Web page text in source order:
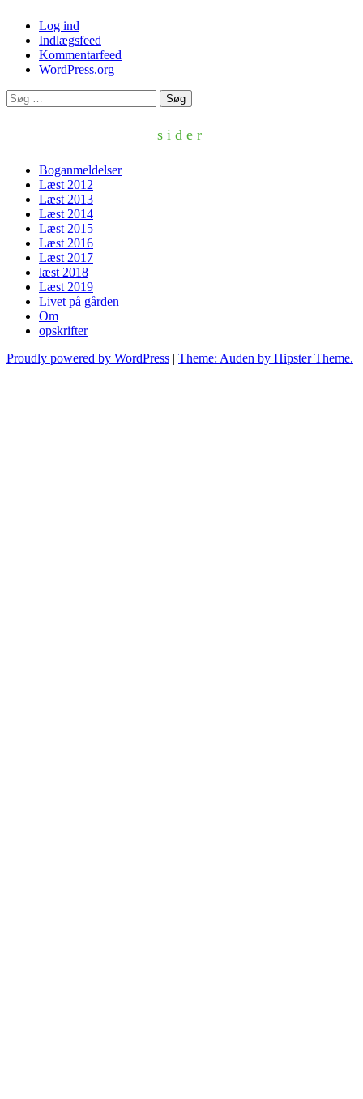
Log ind
Indlægsfeed
Kommentarfeed
WordPress.org
Søg
efter:
sider
Boganmeldelser
Læst 2012
Læst 2013
Læst 2014
Læst 2015
Læst 2016
Læst 2017
læst 2018
Læst 2019
Livet på gården
Om
opskrifter
Proudly powered by WordPress | Theme: Auden by Hipster Theme.